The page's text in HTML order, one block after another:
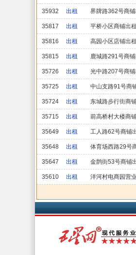
35932 出租 界牌路362号商铺
35817 出租 平桥小区商铺出租
35816 出租 高园小区店铺出租
35815 出租 鹿城路291号商铺
35726 出租 光中路207号商铺
35725 出租 中山支路91号商
35724 出租 东城路步行街商
35715 出租 前高桥村大楼商
35649 出租 工人路62号商铺
35648 出租 体育场西路29号
35647 出租 金鹊街53号商铺
35610 出租 洋河村电商园营